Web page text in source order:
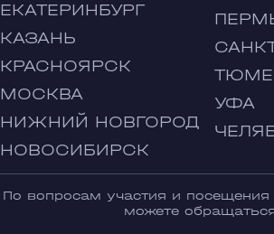
ЕКАТЕРИНБУРГ
КАЗАНЬ
КРАСНОЯРСК
МОСКВА
НИЖНИЙ НОВГОРОД
НОВОСИБИРСК
УФА
По вопросам участия и
можете